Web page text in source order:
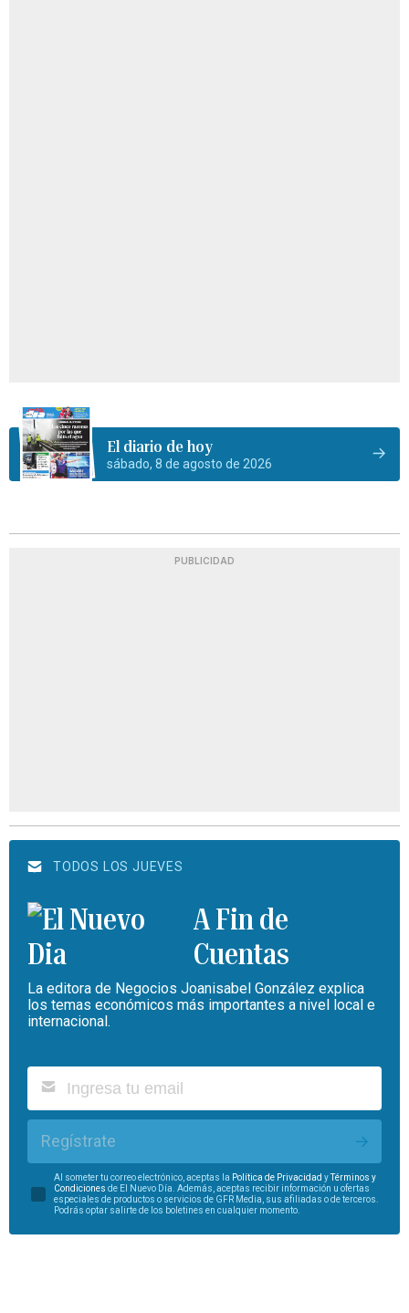
El diario de hoy
sábado, 8 de agosto de 2026
PUBLICIDAD
TODOS LOS JUEVES
A Fin de
Cuentas
La editora de Negocios Joanisabel González explica
los temas económicos más importantes a nivel local e
internacional.
Regístrate
Al someter tu correo electrónico, aceptas la Política de Privacidad yTérminos y
Condiciones de El Nuevo Día. Además, aceptas recibir información u ofertas
especiales de productos o servicios de GFR Media, sus afiliadas o de terceros.
Podrás optar salirte de los boletines en cualquier momento.